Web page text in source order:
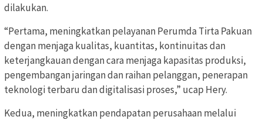
dilakukan.
“Pertama, meningkatkan pelayanan Perumda Tirta Pakuan
dengan menjaga kualitas, kuantitas, kontinuitas dan
keterjangkauan dengan cara menjaga kapasitas produksi,
pengembangan jaringan dan raihan pelanggan, penerapan
teknologi terbaru dan digitalisasi proses,” ucap Hery.
Kedua, meningkatkan pendapatan perusahaan melalui